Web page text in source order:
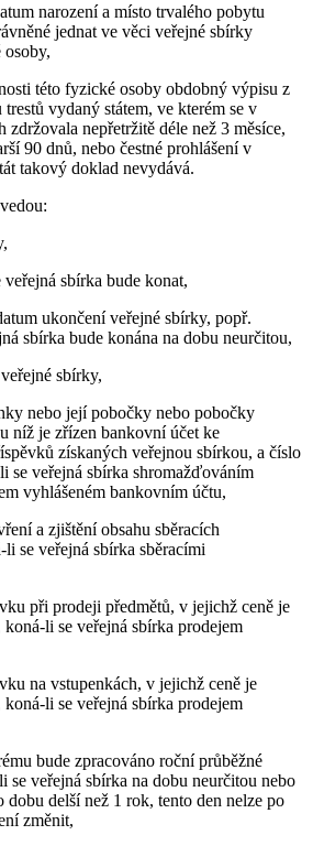
narození a místo trvalého pobytu
jednat ve věci veřejné sbírky
této fyzické osoby obdobný výpisu z
vydaný státem, ve kterém se v
zdržovala nepřetržitě déle než 3 měsíce,
90 dnů, nebo čestné prohlášení v
takový doklad nevydává.
veřejná sbírka bude konat,
ukončení veřejné sbírky, popř.
sbírka bude konána na dobu neurčitou,
sbírky,
nebo její pobočky nebo pobočky
níž je zřízen bankovní účet ke
získaných veřejnou sbírkou, a číslo
se veřejná sbírka shromažďováním
vyhlášeném bankovním účtu,
a zjištění obsahu sběracích
se veřejná sbírka sběracími
při prodeji předmětů, v jejichž ceně je
li se veřejná sbírka prodejem
na vstupenkách, v jejichž ceně je
li se veřejná sbírka prodejem
bude zpracováno roční průběžné
se veřejná sbírka na dobu neurčitou nebo
dobu delší než 1 rok, tento den nelze po
změnit,